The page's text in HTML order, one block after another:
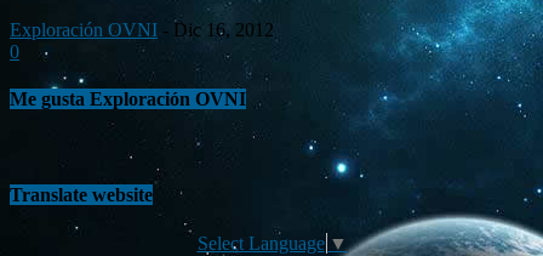
Exploración OVNI - Dic 16, 2012
0
Me gusta Exploración OVNI
Translate website
Select Language ▼